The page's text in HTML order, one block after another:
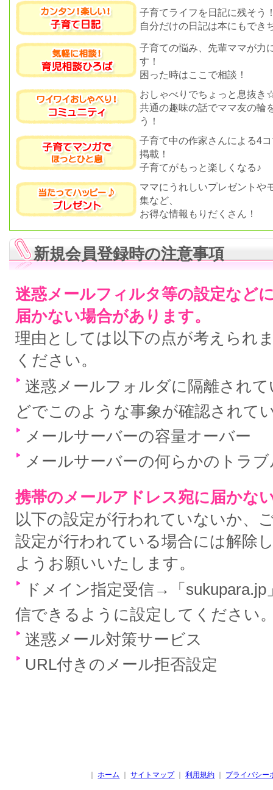
子育てライフを日記に残そう
自分だけの日記は本にもでき
子育ての悩み、先輩ママが力
す！
困った時はここで相談！
おしゃべりでちょっと息抜き
共通の趣味の話でママ友の輪
う！
子育て中の作家さんによる4
掲載！
子育てがもっと楽しくなる♪
ママにうれしいプレゼントや
集など、
お得な情報もりだくさん！
新規会員登録時の注意事項
迷惑メールフィルタ等の設定など
届かない場合があります。
理由としては以下の点が考えられ
ください。
迷惑メールフォルダに隔離され
どでこのような事象が確認されて
メールサーバーの容量オーバー
メールサーバーの何らかのトラブ
携帯のメールアドレス宛に届かな
以下の設定が行われていないか、
設定が行われている場合には解除
ようお願いいたします。
ドメイン指定受信→「
信できるように設定してください
迷惑メール対策サービス
URL付きのメール拒否設定
｜ホーム ｜サイトマップ ｜利用規約 プライバシー